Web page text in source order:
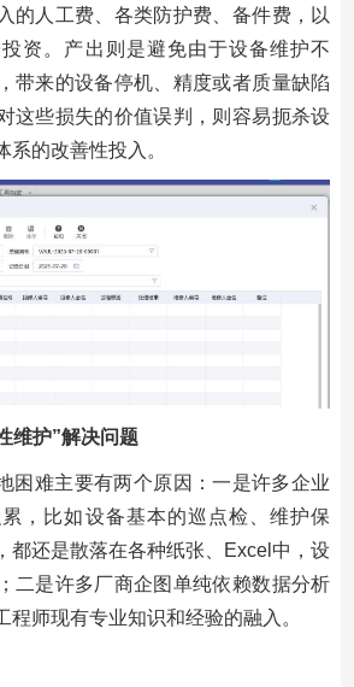
的人工费、各类防护费、备件费，以
资。产出则是避免由于设备维护不
带来的设备停机、精度或者质量缺陷
这些损失的价值误判，则容易扼杀设
的改善性投入。
维护”解决问题
困难主要有两个原因：一是许多企业
，比如设备基本的巡点检、维护保
都还是散落在各种纸张、Excel中，设
二是许多厂商企图单纯依赖数据分析
程师现有专业知识和经验的融入。